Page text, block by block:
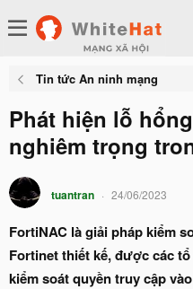
Tin tức An ninh mạng
Phát hiện lỗ
nghiêm trọng
tuantran 24/06/2023
FortiNAC là giải pháp kiểm
Fortinet thiết kế, được các
kiểm soát quyền truy cập